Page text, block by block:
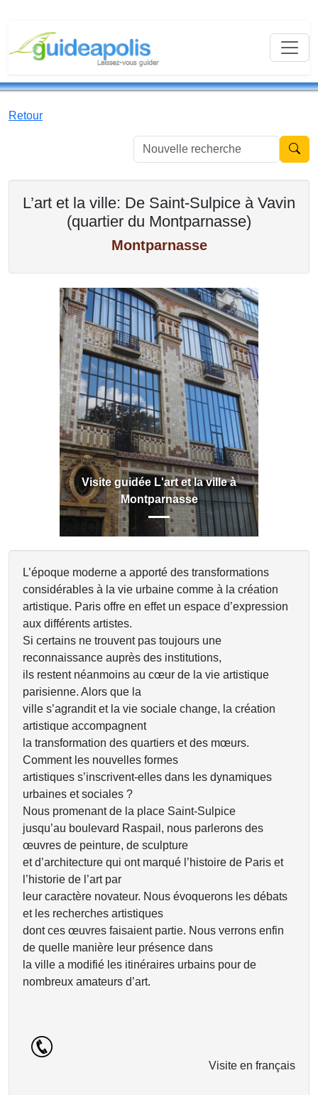
Retour
L’art et la ville: De Saint-Sulpice à Vavin
(quartier du Montparnasse)
Montparnasse
Visite guidée L'art et la ville à
Montparnasse
Previous
L’époque moderne a apporté des transformations
considérables à la vie urbaine comme à la création
artistique. Paris offre en effet un espace d’expression
aux différents artistes.
Si certains ne trouvent pas toujours une
reconnaissance auprès des institutions,
ils restent néanmoins au cœur de la vie artistique
parisienne. Alors que la
ville s’agrandit et la vie sociale change, la création
artistique accompagnent
la transformation des quartiers et des mœurs.
Comment les nouvelles formes
artistiques s’inscrivent-elles dans les dynamiques
urbaines et sociales ?
Nous promenant de la place Saint-Sulpice
jusqu’au boulevard Raspail, nous parlerons des
œuvres de peinture, de sculpture
et d’architecture qui ont marqué l’histoire de Paris et
l’historie de l’art par
leur caractère novateur. Nous évoquerons les débats
et les recherches artistiques
dont ces œuvres faisaient partie. Nous verrons enfin
de quelle manière leur présence dans
la ville a modifié les itinéraires urbains pour de
nombreux amateurs d’art.
Visite en français